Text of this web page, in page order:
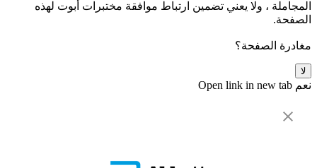
المجاملة ، ولا يعني تضمين ارتباط موافقة مختبرات أبوت لهذه
الصفحة.
مغادرة الصفحة؟
لا
نعم Open link in new tab